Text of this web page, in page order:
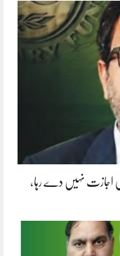
اجازت نہیں دے رہا،